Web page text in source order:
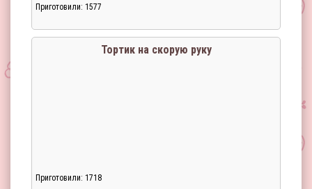
Приготовили: 1577
Тортик на скорую руку
Приготовили: 1718